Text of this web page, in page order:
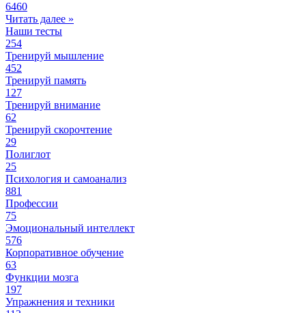
6460
Читать далее »
Наши тесты
254
Тренируй мышление
452
Тренируй память
127
Тренируй внимание
62
Тренируй скорочтение
29
Полиглот
25
Психология и самоанализ
881
Профессии
75
Эмоциональный интеллект
576
Корпоративное обучение
63
Функции мозга
197
Упражнения и техники